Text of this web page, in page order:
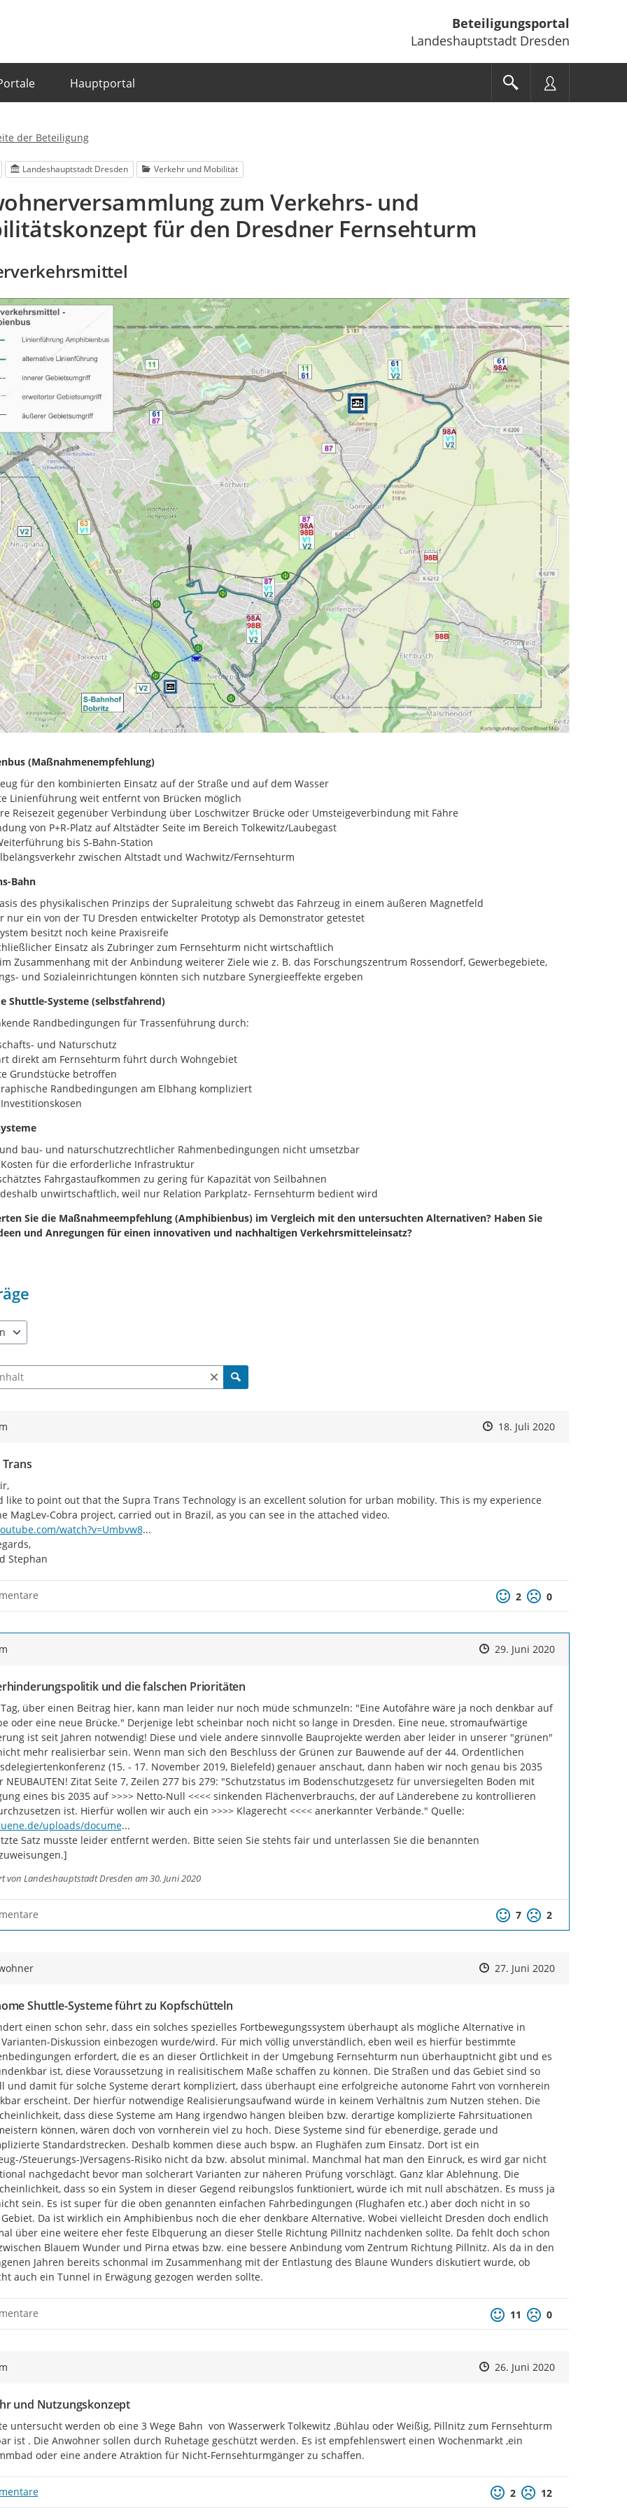
Beteiligungsportal
Landeshauptstadt Dresden
Hauptportal
der Beteiligung
Landeshauptstadt Dresden Verkehr und Mobilität
zum Verkehrs- und
für den Dresdner Fernsehturm
(Maßnahmenempfehlung)
für den kombinierten Einsatz auf der Straße und auf dem Wasser
Linienführung weit entfernt von Brücken möglich
Reisezeit gegenüber Verbindung über LoschwitzerBrücke oder Umsteigeverbindung mit Fähre
von P+R-Platz auf Altstädter Seite im Bereich Tolkewitz/Laubegast
bis S-Bahn-Station
zwischen Altstadt und Wachwitz/Fernsehturm
Bahn
des physikalischen Prinzips der Supraleitung schwebt das Fahrzeug in einem äußeren Magnetfeld
nur ein von der TU Dresden entwickelter Prototyp als Demonstrator getestet
besitzt noch keine Praxisreife
Einsatz als Zubringer zum Fernsehturm nicht wirtschaftlich
Zusammenhang mit der Anbindung weiterer Ziele wie z. B. das Forschungszentrum Rossendorf, Gewerbegebiete,
und Sozialeinrichtungen könnten sich nutzbare Synergieeffekte ergeben
Shuttle-Systeme (selbstfahrend)
Randbedingungen für Trassenführung durch:
und Naturschutz
direkt am Fernsehturm führt durch Wohngebiet
Grundstücke betroffen
Randbedingungen am Elbhang kompliziert
bau- und naturschutzrechtlicher Rahmenbedingungen nicht umsetzbar
für die erforderliche Infrastruktur
Fahrgastaufkommen zu gering für Kapazität von Seilbahnen
unwirtschaftlich, weil nur Relation Parkplatz- Fernsehturm bedient wird
Sie die Maßnahmeempfehlung (Amphibienbus) im Vergleich mit den untersuchten Alternativen? Haben Sie
und Anregungen für einen innovativen und nachhaltigen Verkehrsmitteleinsatz?
Beiträgen und Kommentaren
Zeitpunkt des Erstellens
Zeitpunkt des Erstellens
18. Juli 2020Zur Äußerung
like to point out that the Supra Trans Technology is an excellent solution for urban mobility. This is my experience
watch?v=Umbvw87jHE4&t=31s
...
Stephan
Positive Bewertung
2 Negative
0
Zeitpunkt des Erstellens
Zeitpunkt des Erstellens
29. Juni 2020Zur Äußerung
und die falschen Prioritäten
über einen Beitrag hier, kann man leider nur noch müde schmunzeln: "Eine Autofähre wäre ja noch denkbar auf
oder eine neue Brücke." Derjenige lebt scheinbar noch nicht so lange in Dresden. Eine neue, stromaufwärtige
ist seit Jahren notwendig! Diese und viele andere sinnvolle Bauprojekte werden aber leider in unserer "grünen"
mehr realisierbar sein. Wenn man sich den Beschluss der Grünen zur Bauwende auf der 44. Ordentlichen
(15. - 17. November 2019, Bielefeld) genauer anschaut, dann haben wir noch genau bis 2035
NEUBAUTEN! Zitat Seite 7, Zeilen 277 bis 279: "Schutzstatus im Bodenschutzgesetz für unversiegelten Boden mit
eines bis 2035 auf >>>> Netto-Null <<<< sinkenden Flächenverbrauchs, der auf Länderebene zu kontrollieren
ist. Hierfür wollen wir auch ein >>>> Klagerecht <<<< anerkannter Verbände." Quelle:
uploads/documents/Wohnen-Bauwende-Nachhaltiges-ressourcenschonendes-Bauen-Beschluss-BDK-11-2019.pdf
...
Satz musste leider entfernt werden. Bitte seien Sie stehts fair und unterlassen Sie die benannten
von Landeshauptstadt Dresden am 30. Juni 2020
Positive Bewertung
7 Negative
2
Zeitpunkt des Erstellens
Zeitpunkt des Erstellens
27. Juni 2020Zur Äußerung
Shuttle-Systeme führt zu Kopfschütteln
einen schon sehr, dass ein solches spezielles Fortbewegungssystem überhaupt als mögliche Alternative in
Diskussion einbezogen wurde/wird. Für mich völlig unverständlich, eben weil es hierfür bestimmte
erfordert, die es an dieser Örtlichkeit in der Umgebung Fernsehturm nun überhauptnicht gibt und es
ist, diese Voraussetzung in realisitischem Maße schaffen zu können. Die Straßen und das Gebiet sind so
und damit für solche Systeme derart kompliziert, dass überhaupt eine erfolgreiche autonome Fahrt von vornherein
erscheint. Der hierfür notwendige Realisierungsaufwand würde in keinem Verhältnis zum Nutzen stehen. Die
dass diese Systeme am Hang irgendwo hängen bleiben bzw. derartige komplizierte Fahrsituationen
können, wären doch von vornherein viel zu hoch. Diese Systeme sind für ebenerdige, gerade und
Standardstrecken. Deshalb kommen diese auch bspw. an Flughäfen zum Einsatz. Dort ist ein
Steuerungs-)Versagens-Risiko nicht da bzw. absolut minimal. Manchmal hat man den Einruck, es wird gar nicht
nachgedacht bevor man solcherart Varianten zur näheren Prüfung vorschlägt. Ganz klar Ablehnung. Die
dass so ein System in dieser Gegend reibungslos funktioniert, würde ich mit null abschätzen. Es muss ja
sein. Es ist super für die oben genannten einfachen Fahrbedingungen (Flughafen etc.) aber doch nicht in so
Da ist wirklich ein Amphibienbus noch die eher denkbare Alternative. Wobei vielleicht Dresden doch endlich
über eine weitere eher feste Elbquerung an dieser Stelle Richtung Pillnitz nachdenken sollte. Da fehlt doch schon
Blauem Wunder und Pirna etwas bzw. eine bessere Anbindung vom Zentrum Richtung Pillnitz. Als da in den
Jahren bereits schonmal im Zusammenhang mit der Entlastung des Blaune Wunders diskutiert wurde, ob
auch ein Tunnel in Erwägung gezogen werden sollte.
Positive Bewertung
11 Negative
0
Zeitpunkt des Erstellens
Zeitpunkt des Erstellens
26. Juni 2020Zur Äußerung
und Nutzungskonzept
untersucht werden ob eine 3 Wege Bahn  von Wasserwerk Tolkewitz ,Bühlau oder Weißig, Pillnitz zum Fernsehturm
ist . Die Anwohner sollen durch Ruhetage geschützt werden. Es ist empfehlenswert einen Wochenmarkt ,ein
oder eine andere Atraktion für Nicht-Fernsehturmgänger zu schaffen.
Positive Bewertung
2 Negative
12